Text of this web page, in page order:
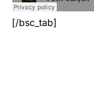
[/bsc_tab]